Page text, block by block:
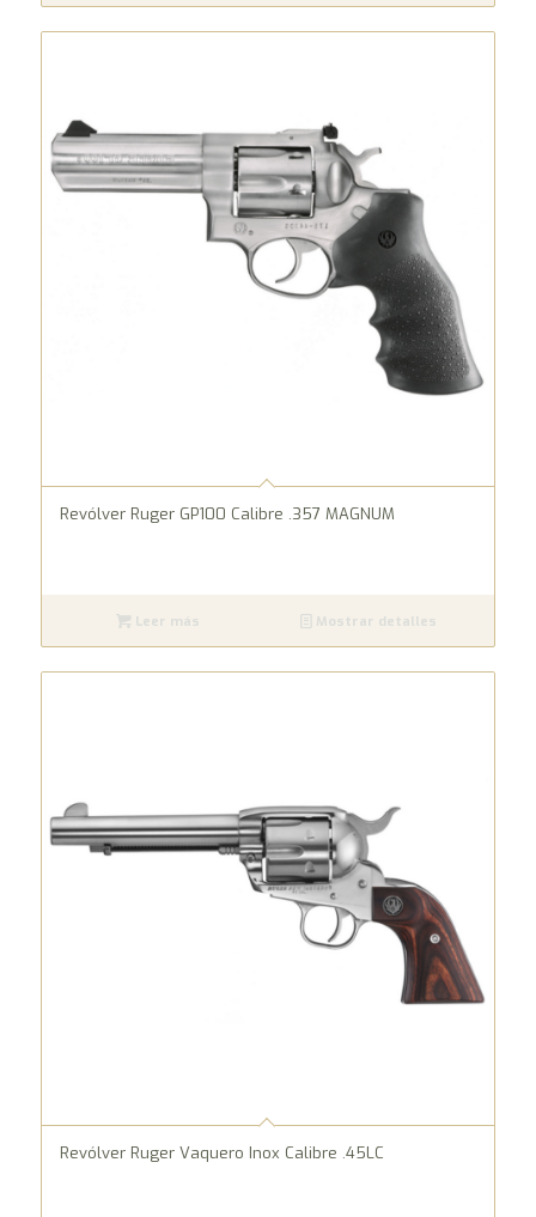
Revólver Ruger GP100 Calibre .357 MAGNUM
Leer más Mostrar detalles
Revólver Ruger Vaquero Inox Calibre .45LC